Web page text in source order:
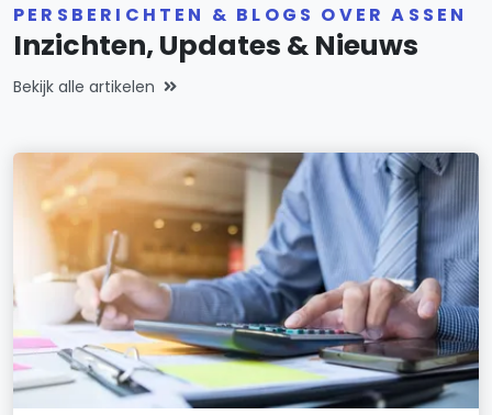
PERSBERICHTEN & BLOGS OVER ASSEN
Inzichten, Updates & Nieuws
Bekijk alle artikelen